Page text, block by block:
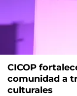
CICOP
comunidad a
culturales